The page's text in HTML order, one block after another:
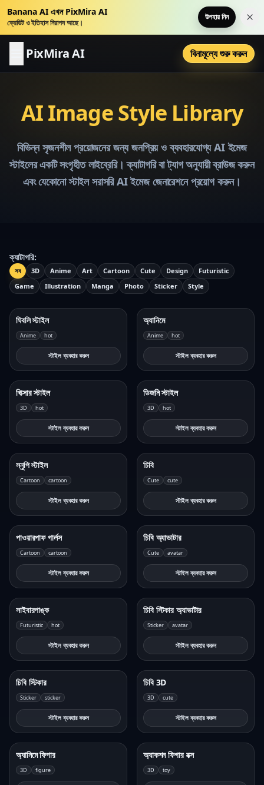
Banana AI এখন PixMira AI
ক্রেডিট ও ইতিহাস নিরাপদ আছে।
উপহার নিন এই
PixMira AI বিনামূল্যে শুরু করুন
AI Image Style Library
বিভিন্ন সৃজনশীল প্রয়োজনের জন্য জনপ্রিয় ও ব্যবহারযোগ্য AI ইমেজ
স্টাইলের একটি সংগৃহীত লাইব্রেরি। ক্যাটাগরি বা ট্যাগ অনুযায়ী ব্রাউজ করুন
এবং যেকোনো স্টাইল সরাসরি AI ইমেজ জেনারেশনে প্রয়োগ করুন।
ক্যাটাগরি:
সব 3D Anime Art Cartoon Cute Design
Futuristic
Game
Illustration Manga Photo Sticker Style
ঘিবলি স্টাইল
Anime hot
স্টাইল ব্যবহার করুন
অ্যানিমে
Anime hot
স্টাইল ব্যবহার করুন
পিক্সার স্টাইল
3D hot
স্টাইল ব্যবহার করুন
ডিজনি স্টাইল
3D hot
স্টাইল ব্যবহার করুন
স্নুপি স্টাইল
Cartoon cartoon
স্টাইল ব্যবহার করুন
চিবি
Cute cute
স্টাইল ব্যবহার করুন
পাওয়ারপাফ গার্লস
Cartoon cartoon
স্টাইল ব্যবহার করুন
চিবি অ্যাভাটার
Cute avatar
স্টাইল ব্যবহার করুন
সাইবারপাঙ্ক
Futuristic hot
স্টাইল ব্যবহার করুন
চিবি স্টিকার অ্যাভাটার
Sticker avatar
স্টাইল ব্যবহার করুন
চিবি স্টিকার
Sticker sticker
স্টাইল ব্যবহার করুন
চিবি 3D
3D cute
স্টাইল ব্যবহার করুন
অ্যানিমে ফিগার
3D figure
অ্যাকশন ফিগার বক্স
3D toy